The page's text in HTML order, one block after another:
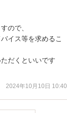
ので、
イス等を求めるこ
だくといいです
2024年10月10日 10:40